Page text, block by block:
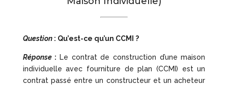
Question: Qu’est-ce qu’un CCMI ?
Réponse:Le contrat de construction d’une maison
individuelle avec fourniture de plan (CCMI) est un
contrat passé entre un constructeur et un acheteur